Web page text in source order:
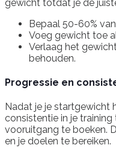
gewicht totdat je de
Bepaal 50-60%
Voeg gewicht toe
Verlaag het
behouden.
Progressie en
Nadat je je startgewicht
consistentie in je
vooruitgang te boeken.
en je doelen te bereiken.